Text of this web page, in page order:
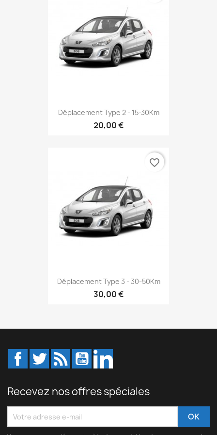
Déplacement Type 2 - 15-30Km
20,00 €
Déplacement Type 3 - 30-50Km
30,00 €
favorite_border
Facebook
Twitter Rss YouTube
Recevez nos offres spéciales